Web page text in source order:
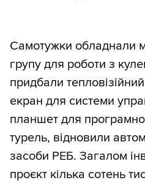
Самотужки обладнали
групу для роботи з
придбали
екран для системи
планшет для
турель, відновили
засоби РЕБ. Загалом
проєкт кілька сотень